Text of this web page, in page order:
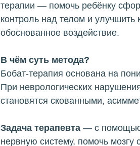
терапии — помочь ребёнку
контроль над телом и улучшить
обоснованное воздействие.
В чём суть метода?
Бобат-терапия основана на
При неврологических
становятся скованными,
Задача терапевта — с помощью
нервную систему, помочь мозгу